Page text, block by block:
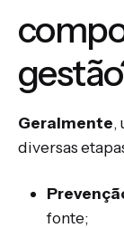
Geralmente,
diversas
fonte;